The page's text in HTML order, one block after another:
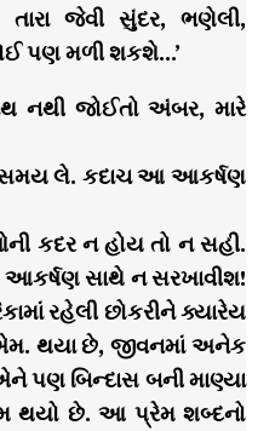
જેવી સુંદર, ભણેલી,
પણ મળી શકશે…’
નથી જોઈતો અંબર, મારે
સમય લે. કદાચ આ આકર્ષણ
કદર ન હોય તો ન સહી.
આકર્ષણ સાથે ન સરખાવીશ!
રહેલી છોકરીને ક્યારેય
થયા છે, જીવનમાં અનેક
બિન્દાસ બની માણ્યા
થયો છે. આ પ્રેમ શબ્દનો